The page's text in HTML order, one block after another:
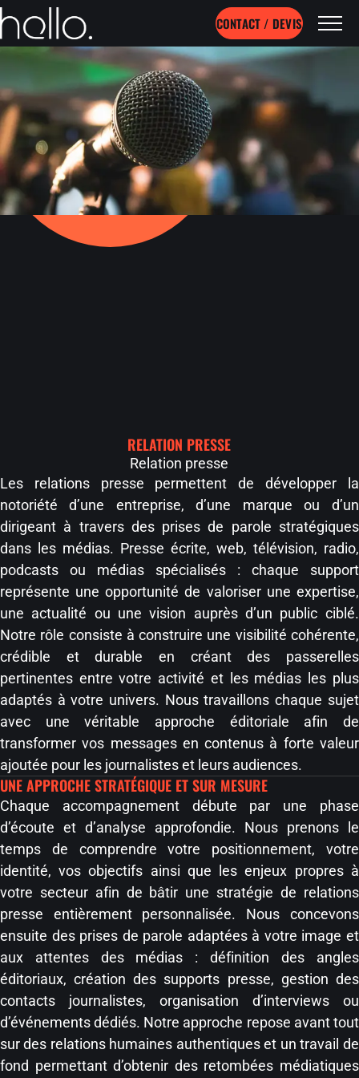
CONTACT / DEVIS
RELATION PRESSE
Relation presse
Les relations presse permettent de développer la
notoriété d’une entreprise, d’une marque ou d’un
dirigeant à travers des prises de parole stratégiques
dans les médias. Presse écrite, web, télévision, radio,
podcasts ou médias spécialisés : chaque support
représente une opportunité de valoriser une expertise,
une actualité ou une vision auprès d’un public ciblé.
Notre rôle consiste à construire une visibilité cohérente,
crédible et durable en créant des passerelles
pertinentes entre votre activité et les médias les plus
adaptés à votre univers. Nous travaillons chaque sujet
avec une véritable approche éditoriale afin de
transformer vos messages en contenus à forte valeur
ajoutée pour les journalistes et leurs audiences.
UNE APPROCHE STRATÉGIQUE ET SUR MESURE
Chaque accompagnement débute par une phase
d’écoute et d’analyse approfondie. Nous prenons le
temps de comprendre votre positionnement, votre
identité, vos objectifs ainsi que les enjeux propres à
votre secteur afin de bâtir une stratégie de relations
presse entièrement personnalisée. Nous concevons
ensuite des prises de parole adaptées à votre image et
aux attentes des médias : définition des angles
éditoriaux, création des supports presse, gestion des
contacts journalistes, organisation d’interviews ou
d’événements dédiés. Notre approche repose avant tout
sur des relations humaines authentiques et un travail de
fond permettant d’obtenir des retombées médiatiques